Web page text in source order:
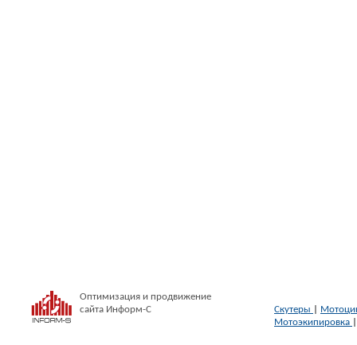
Оптимизация и продвижение
сайта Информ-С
Скутеры
Мотоэкипировка